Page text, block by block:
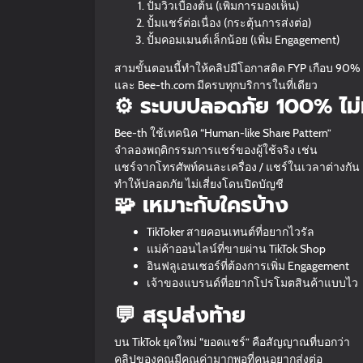
ปั้มวิวเบื้องต้น (เพิ่มการมองเห็น)
ปั้มแชร์ต่อเนื่อง (กระตุ้นการส่งต่อ)
ปั้มคอมเมนต์เล็กน้อย (เพิ่ม Engagement)
สามขั้นตอนนี้ทำให้คลิปมีโอกาสติด FYP เกือบ 90%
และ Bee-th.com มีครบทุกบริการในที่เดียว
⚙️ ระบบปลอดภัย 100% ไ
Bee-th ใช้เทคนิค “Human-like Share Pattern”
จำลองพฤติกรรมการแชร์ของผู้ใช้จริง เช่น
แชร์จากโทรศัพท์คนละเครื่อง / แชร์ในเวลาต่างกัน
ทำให้ปลอดภัย ไม่เสี่ยงโดนปิดบัญชี
🧩 เหมาะกับใครบ้าง
TikToker สายคอนเทนต์ที่อยากไวรัล
แม่ค้าออนไลน์ที่ขายผ่าน TikTok Shop
อินฟลูเอนเซอร์ที่ต้องการเพิ่ม Engagement
เจ้าของแบรนด์ที่อยากโปรโมตสินค้าแบบไว
💬 สรุปส่งท้าย
บน TikTok ยุคใหม่ “ยอดแชร์” คือสัญญาณที่บอกว่า
คลิปของคุณมีคุณค่ามากพอที่คนอยากส่งต่อ